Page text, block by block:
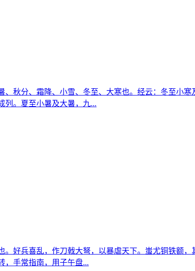
秋分、霜降、小雪、冬至、大寒也。经云：冬至小
列。夏至小暑及大暑，九...
好兵喜乱，作刀戟大弩，以暴虐天下。蚩尤铜铁额
，手常指南，用子午盘...